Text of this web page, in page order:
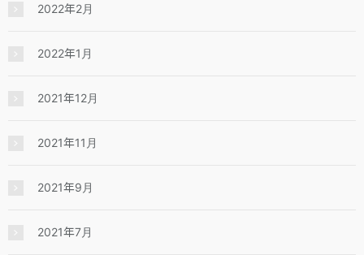
2022年2月
2022年1月
2021年12月
2021年11月
2021年9月
2021年7月